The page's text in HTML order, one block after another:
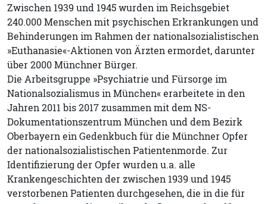
Zwischen 1939 und 1945 wurden im Reichsgebiet
240.000 Menschen mit psychischen Erkrankungen und
Behinderungen im Rahmen der nationalsozialistischen
»Euthanasie«-Aktionen von Ärzten ermordet, darunter
über 2000 Münchner Bürger.
Die Arbeitsgruppe »Psychiatrie und Fürsorge im
Nationalsozialismus in München« erarbeitete in den
Jahren 2011 bis 2017 zusammen mit dem NS-
Dokumentationszentrum München und dem Bezirk
Oberbayern ein Gedenkbuch für die Münchner Opfer
der nationalsozialistischen Patientenmorde. Zur
Identifizierung der Opfer wurden u.a. alle
Krankengeschichten der zwischen 1939 und 1945
verstorbenen Patienten durchgesehen, die in die für